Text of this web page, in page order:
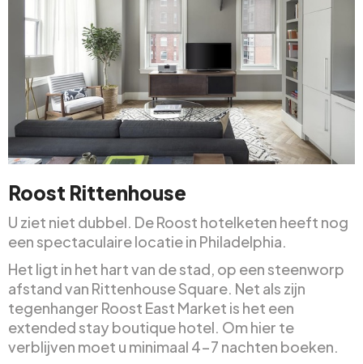
Roost Rittenhouse
U ziet niet dubbel. De Roost hotelketen heeft nog
een spectaculaire locatie in Philadelphia.
Het ligt in het hart van de stad, op een steenworp
afstand van Rittenhouse Square. Net als zijn
tegenhanger Roost East Market is het een
extended stay boutique hotel. Om hier te
verblijven moet u minimaal 4-7 nachten boeken.